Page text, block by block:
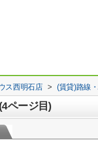
ス西明石店 > (賃貸)路線
ページ目)